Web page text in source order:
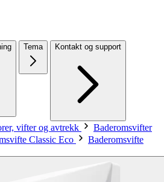
Tema Kontakt og support
vifter og avtrekk
Baderomsvifter
Classic Eco
Baderomsvifte